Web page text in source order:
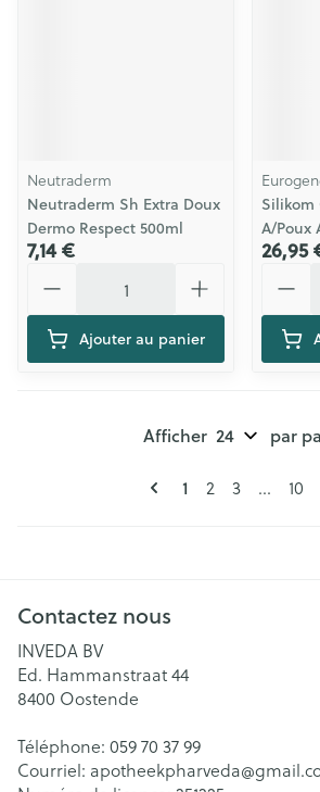
Neutraderm
Neutraderm Sh Extra Doux
Dermo Respect 500ml
7,14 €
Ajouter au panier
Silikom
A/Poux
26,95
Vous lisez
1 Page
2 Page
3 ... Page
10
Afficher par
Contactez nous
INVEDA BV
Ed. Hammanstraat 44
8400 Oostende
Téléphone: 059 70 37 99
Courriel: apotheekpharveda@